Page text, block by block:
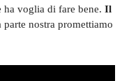
ha voglia di fare bene. Il
parte nostra promettiamo